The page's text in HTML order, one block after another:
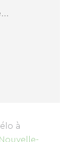
à
Nouvelle-